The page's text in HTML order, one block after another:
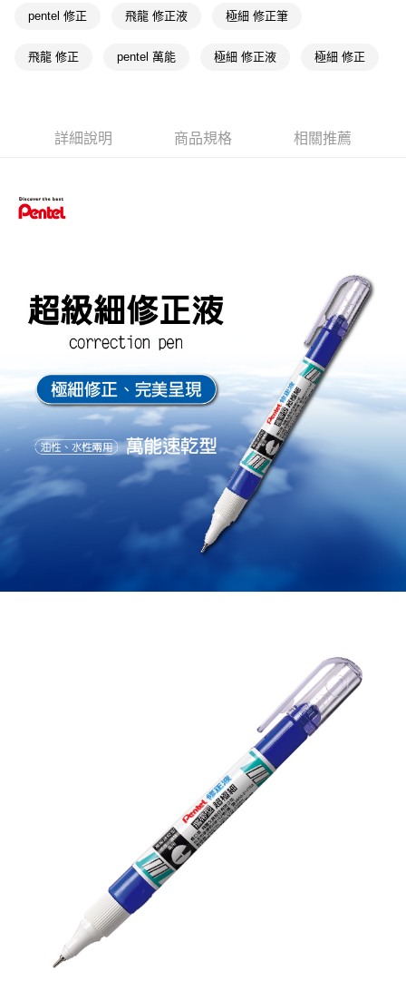
AFTEE先享後付是「在收到商品之後才付款」的支付方式。 讓您購物簡單
便利好安心！
２．便利：只要手機號碼，簡訊認證，即可結帳。
結帳頁面，進行簡訊認證並確認金額後，即可完成結帳。
※ 請注意：結帳手續完成當下不需立刻繳費，但若您需要取消訂單，請聯絡
購買商品的店家。未經商家同意取消之訂單仍視為有效，需透過AFTEE先享
https://netprotections.freshdesk.com/support/home
【注意事項】
１．透過由恩沛科技股份有限公司提供之「AFTEE先享後付」服務完成之交
易，需依本服務之必要範圍內提供個人資料，並將交易相關給付款項請求債
２．關於個人資料處理事宜，請瀏覽以下網址：
https://aftee.tw/terms/#terms3
３．未成年的使用者請事先徵得法定代理人或監護人之同意方可使用
「AFTEE先享後付」，若未經同意申辦者引起之損失，本公司不負相關責
任。
４．使用「AFTEE先享後付」時，將依據個別帳號之用戶狀況，依本公司即
時審查核予不同之上限額度；若仍有額度不足之情形，本公司將視審查結果
請求用戶進行身份認證。
５．嚴禁一人註冊多個帳號或使用他人資訊註冊。若發現惡意使用之情形，
恩沛科技股份有限公司將有權停止該用戶之使用額度並採取法律行動。
運送方式
付款後全家取貨
萊爾富取貨付款
每筆NT$65，滿NT$490(含以上)免運費
7-11取貨付款
每筆NT$65，滿NT$490(含以上)免運費
付款後7-11取貨
每筆NT$65，滿NT$490(含以上)免運費
宅配(本島)
每筆NT$100，滿NT$790(含以上)免運費
付款後寶雅門市自取(由倉庫統一出貨)
每筆NT$80，滿NT$290(含以上)免運費
pentel 修正 飛龍 修正液 極細 修正筆
飛龍 修正 pentel 萬能 極細 修正液 極細 修正
詳細說明 商品規格 相關推薦